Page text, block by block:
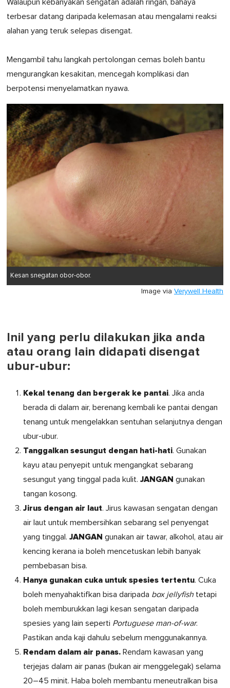
Walaupun kebanyakan sengatan adalah ringan, bahaya
terbesar datang daripada kelemasan atau mengalami reaksi
alahan yang teruk selepas disengat.
Mengambil tahu langkah pertolongan cemas boleh bantu
mengurangkan kesakitan, mencegah komplikasi dan
berpotensi menyelamatkan nyawa.
Kesan snegatan obor-obor.
Image via Verywell Health
Inil yang perlu dilakukan jika anda
atau orang lain didapati disengat
ubur-ubur:
Kekal tenang dan bergerak ke pantai. Jika anda
berada di dalam air, berenang kembali ke pantai dengan
tenang untuk mengelakkan sentuhan selanjutnya dengan
ubur-ubur.
Tanggalkan sesungut dengan hati-hati. Gunakan
kayu atau penyepit untuk mengangkat sebarang
sesungut yang tinggal pada kulit. JANGAN gunakan
tangan kosong.
Jirus dengan air laut. Jirus kawasan sengatan dengan
air laut untuk membersihkan sebarang sel penyengat
yang tinggal. JANGAN gunakan air tawar, alkohol, atau air
kencing kerana ia boleh mencetuskan lebih banyak
pembebasan bisa.
Hanya gunakan cuka untuk spesies tertentu. Cuka
boleh menyahaktifkan bisa daripada box jellyfish tetapi
boleh memburukkan lagi kesan sengatan daripada
spesies yang lain seperti Portuguese man-of-war.
Pastikan anda kaji dahulu sebelum menggunakannya.
Rendam dalam air panas. Rendam kawasan yang
terjejas dalam air panas (bukan air menggelegak) selama
20–45 minit. Haba boleh membantu meneutralkan bisa